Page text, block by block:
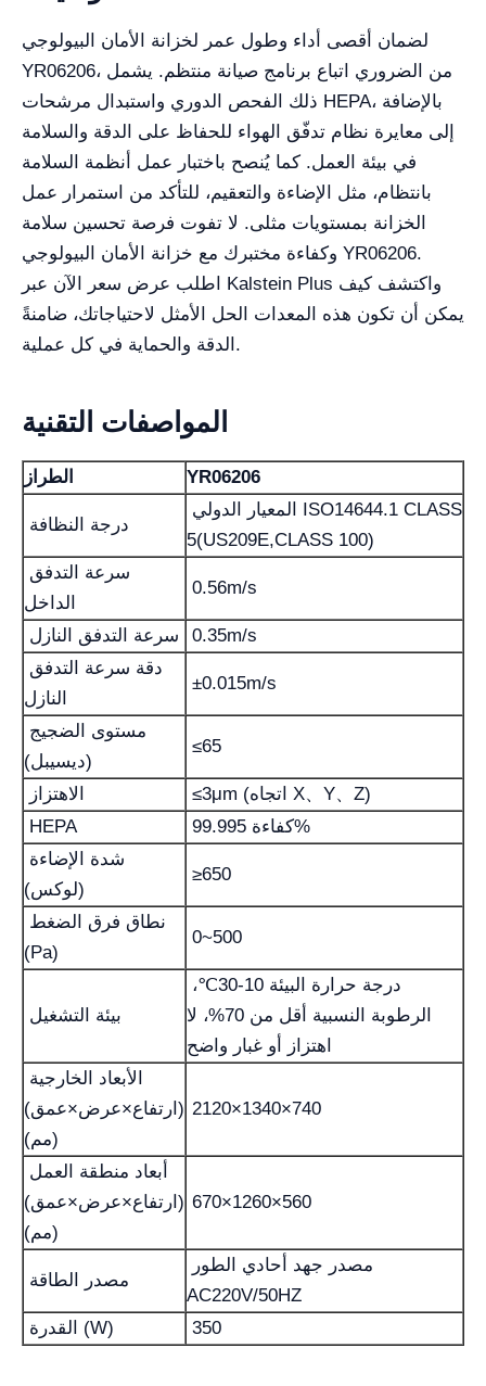
لضمان أقصى أداء وطول عمر لخزانة الأمان البيولوجي
YR06206، من الضروري اتباع برنامج صيانة منتظم. يشمل
ذلك الفحص الدوري واستبدال مرشحات HEPA، بالإضافة
إلى معايرة نظام تدفّق الهواء للحفاظ على الدقة والسلامة
في بيئة العمل. كما يُنصح باختبار عمل أنظمة السلامة
بانتظام، مثل الإضاءة والتعقيم، للتأكد من استمرار عمل
الخزانة بمستويات مثلى. لا تفوت فرصة تحسين سلامة
وكفاءة مختبرك مع خزانة الأمان البيولوجي YR06206.
اطلب عرض سعر الآن عبر Kalstein Plus واكتشف كيف
يمكن أن تكون هذه المعدات الحل الأمثل لاحتياجاتك، ضامنةً
الدقة والحماية في كل عملية.
المواصفات التقنية
الطراز YR06206
درجة النظافة
5(US209E,CLASS 100)
الداخل
0.56m/s
سرعة التدفق النازل
0.35m/s
النازل
±0.015m/s
(ديسيبل)
≤65
الاهتزاز
≤3μm (اتجاه X、Y、Z)
HEPA
كفاءة 99.995%
(لوكس)
≥650
(Pa)
0~500
بيئة التشغيل
الرطوبة النسبية أقل من 70%، لا
اهتزاز أو غبار واضح
(ارتفاع×عرض×عمق)
(مم)
2120×1340×740
(ارتفاع×عرض×عمق)
(مم)
670×1260×560
مصدر الطاقة
AC220V/50HZ
القدرة (W)
350